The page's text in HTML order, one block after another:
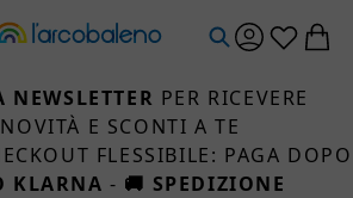
PER RICEVERE
E SCONTI A TE
FLESSIBILE: PAGA DOPO
KLARNA - 🚚 SPEDIZIONE